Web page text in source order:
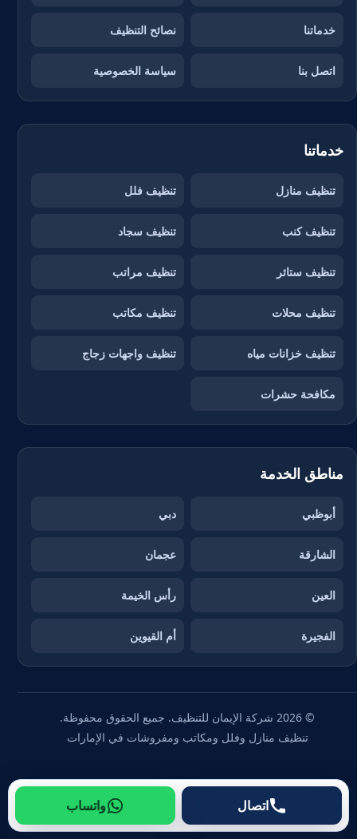
خدماتنا نصائح التنظيف
اتصل بنا سياسة الخصوصية
خدماتنا
تنظيف منازل تنظيف فلل
تنظيف كنب تنظيف سجاد
تنظيف ستائر تنظيف مراتب
تنظيف محلات تنظيف مكاتب
تنظيف خزانات مياه تنظيف واجهات زجاج
مكافحة حشرات
مناطق الخدمة
أبوظبي دبي
الشارقة عجمان
العين رأس الخيمة
الفجيرة أم القيوين
© 2026 شركة الإيمان للتنظيف. جميع الحقوق محفوظة.
تنظيف منازل وفلل ومكاتب ومفروشات في الإمارات
اتصال واتساب